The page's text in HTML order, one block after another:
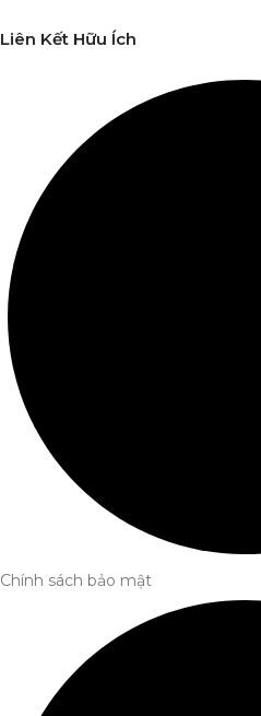
Liên Kết Hữu Ích
Chính sách bảo mật